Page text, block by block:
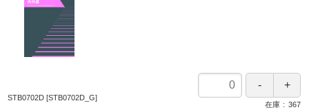
STB0702D [STB0702D_G]
在庫
367